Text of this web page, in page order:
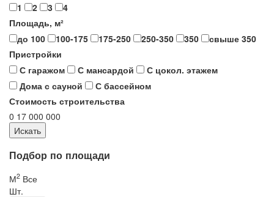
1
2 3
4
Площадь, м²
до 100
100-175 175-250 250-350 350
свыше 350
Пристройки
С гаражом
С мансардой
С цокол. этажем
Дома с сауной
С бассейном
Стоимость строительства
0 17 000 000
Подбор по площади
М2 Все
Шт.